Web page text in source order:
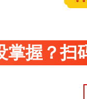
掌握？扫